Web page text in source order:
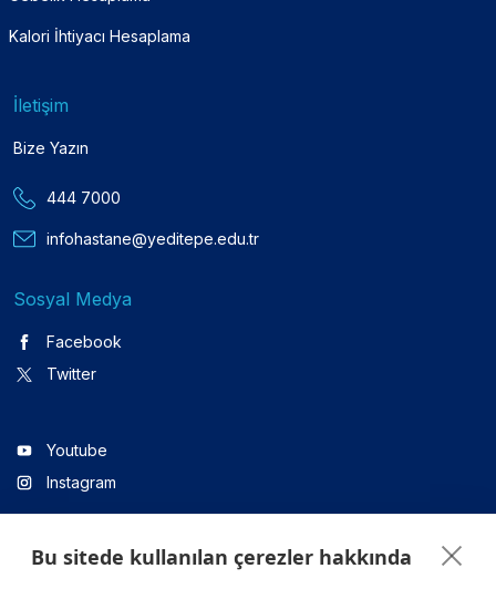
Kalori İhtiyacı Hesaplama
İletişim
Bize Yazın
444 7000
infohastane@yeditepe.edu.tr
Sosyal Medya
Facebook
Twitter
Youtube
Instagram
Linkedin
Bu sitede kullanılan çerezler hakkında